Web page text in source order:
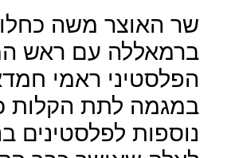
שר האוצר משה
ברמאללה עם ראש
הפלסטיני ראמי
במגמה לתת הקלות
נוספות לפלסטינים